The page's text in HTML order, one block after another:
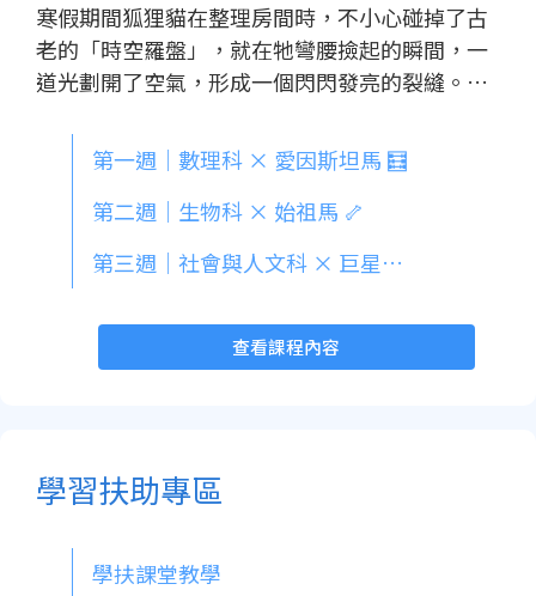
寒假期間狐狸貓在整理房間時，不小心碰掉了古
老的「時空羅盤」，就在牠彎腰撿起的瞬間，一
道光劃開了空氣，形成一個閃閃發亮的裂縫。狐
眼時，牠已經來到由「不同小馬」主宰的神奇宇
宙。每個小馬，都有自己的性格、使命、還有想
教會狐狸貓的禮物。這個寒假跟著狐狸貓一起穿
冒險吧！ 完成該週的學習任務後，就能獲得限定
等的指定影片清單，同學們在同一週完成其中一
個星等的影片清單，即可獲得徽章 🔸不同週次可
醒！1/17 (六) 後開始作答，才算符合徽章任務的
規則唷！ 🔸 加入班級後，任務會在 1/17 才會出
第一週｜數理科 × 愛因斯坦馬 🧮
第二週｜生物科 × 始祖馬 🦴
第三週｜社會與人文科 × 巨星小馬 🪩
查看課程內容
學習扶助專區
學扶課堂教學